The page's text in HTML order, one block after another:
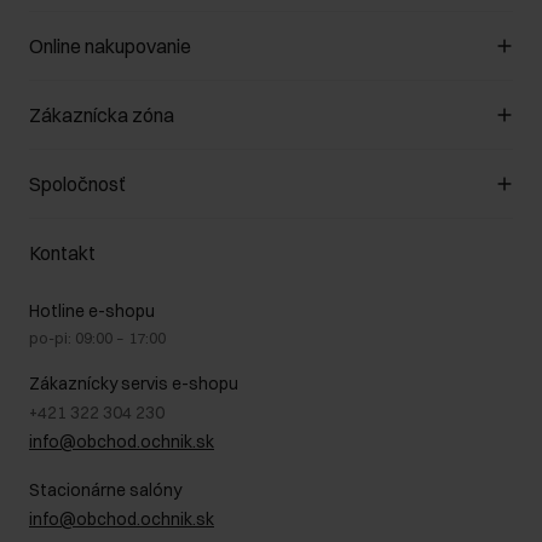
Online nakupovanie
Spravovať súbory cookie
Spôsob platby
Vrátenie
Zákaznícka zóna
Zákazníky klub
Pravidlá propagácie
Starostlivosť o kožu
Bezpečné nakupovanie
Blog
Najčastejšie kladené otázky (FAQ)
Spoločnosť
O nás
GDPR - Zásady ochrany osobných údajov
Právne informácie
Kontakt
Hotline e-shopu
po-pi: 09:00 – 17:00
Zákaznícky servis e-shopu
+421 322 304 230
info@obchod.ochnik.sk
Stacionárne salóny
info@obchod.ochnik.sk